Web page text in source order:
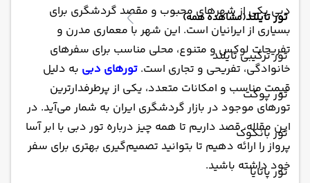
تور تایلند(مشاهده همه)
تور ترکیبی تایلند
تور پوکت
تور بانکوک
تور پاتایا
دبی یکی از شهرهای محبوب و مقصد گردشگری برای
بسیاری از ایرانیان است. این شهر با معماری مدرن و
تفریحات لوکس و متنوع، محلی مناسب برای سفرهای
خانوادگی، تفریحی و تجاری است. تورهای دبی به دلیل
قیمت مناسب و امکانات متعدد، یکی از پرطرفدارترین
تورهای موجود در بازار گردشگری ایران به شمار می‌آید. در
این مقاله، قصد داریم تا همه چیز درباره تور دبی با ابر آسا
پرواز را ارائه دهیم تا بتوانید تصمیم‌گیری بهتری برای سفر
خود داشته باشید.